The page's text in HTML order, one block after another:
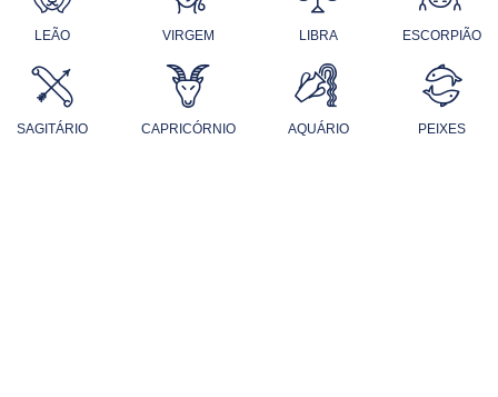
LEÃO VIRGEM LIBRA ESCORPIÃO
SAGITÁRIO CAPRICÓRNIO AQUÁRIO PEIXES